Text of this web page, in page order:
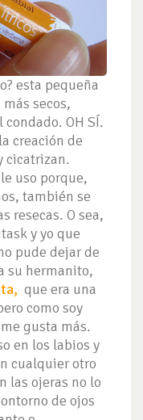
esta pequeña
secos,
OH SÍ.
creación de
cicatrizan.
uso porque,
también se
resecas. O sea,
y yo que
pude dejar de
su hermanito,
, que era una
como soy
gusta más.
en los labios y
cualquier otro
las ojeras no lo
de ojos